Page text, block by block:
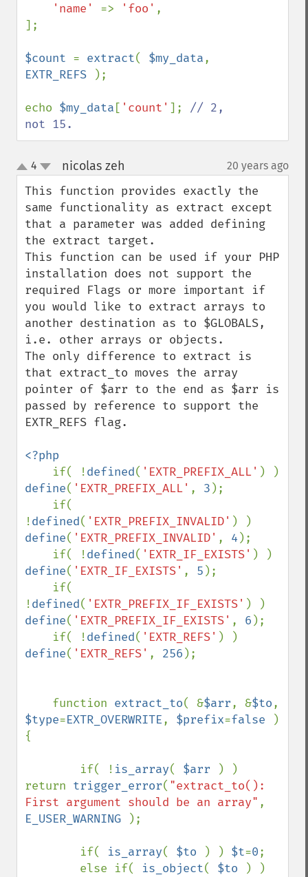
'name' => 'foo' ,
];
$count = extract( $my_data
EXTR_REFS
);
echo $my_data [ 'count' ]; // 2,
not 15.
up
down
4 nicolas zeh 20 years ago
This function provides exactly the
same functionality as extract except
that a parameter was added defining
the extract target.
This function can be used if your PHP
installation does not support the
required Flags or more important if
you would like to extract arrays to
another destination as to $GLOBALS,
i.e. other arrays or objects.
The only difference to extract is
that extract_to moves the array
pointer of $arr to the end as $arr is
passed by reference to support the
EXTR_REFS flag.
<?php
if( !defined( 'EXTR_PREFIX_ALL'
define( 'EXTR_PREFIX_ALL' , 3 );
!defined( 'EXTR_PREFIX_INVALID'
define( 'EXTR_PREFIX_INVALID' , 4 );
    if( !
defined( 'EXTR_IF_EXISTS'
define( 'EXTR_IF_EXISTS' , 5 );
!defined( 'EXTR_PREFIX_IF_EXISTS'
define( 'EXTR_PREFIX_IF_EXISTS' , 6 );
    if( !
defined( 'EXTR_REFS'
define( 'EXTR_REFS' , 256 );
    function
extract_to( &$arr, &$to
$type=EXTR_OVERWRITE, $prefix=false
)
{
        if( !
is_array( $arr
) )
return trigger_error( "extract_to():
First argument should be an array"
E_USER_WARNING
);
        if(
is_array( $to ) ) $t=0;
        else if(
is_object( $to